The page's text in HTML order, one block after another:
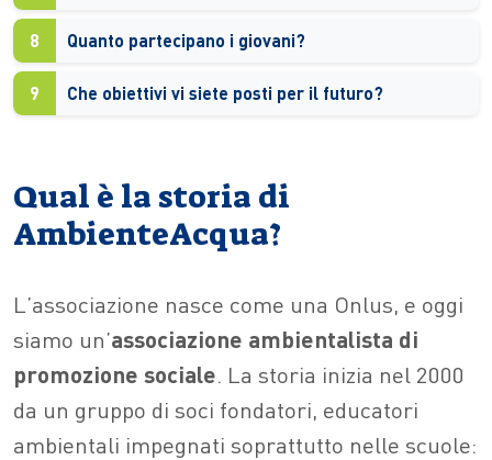
8 Quanto partecipano i giovani?
9 Che obiettivi vi siete posti per il futuro?
Qual è la storia di
AmbienteAcqua?
L’associazione nasce come una Onlus, e oggi
siamo un’associazione ambientalista di
promozione sociale. La storia inizia nel 2000
da un gruppo di soci fondatori, educatori
ambientali impegnati soprattutto nelle scuole: